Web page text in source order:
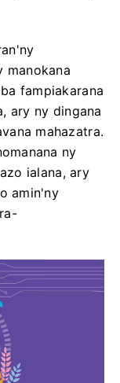
manokana
fampiakarana
ary ny dingana
mahazatra.
ny
ialana, ary
amin'ny